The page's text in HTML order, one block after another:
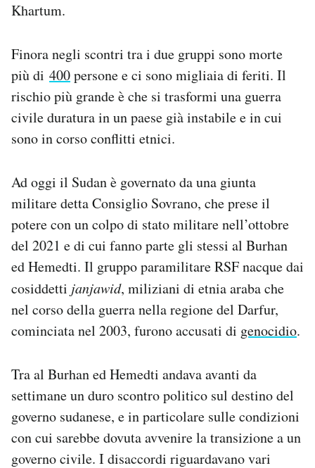
Khartum.
Finora negli scontri tra i due gruppi sono morte
più di 400persone e ci sono migliaia di feriti. Il
rischio più grande è che si trasformi una guerra
civile duratura in un paese già instabile e in cui
sono in corso conflitti etnici.
Ad oggi il Sudan è governato da una giunta
militare detta Consiglio Sovrano, che prese il
potere con un colpo di stato militare nell’ottobre
del 2021 e di cui fanno parte gli stessi al Burhan
ed Hemedti. Il gruppo paramilitare RSF nacque dai
cosiddetti janjawid, miliziani di etnia araba che
nel corso della guerra nella regione del Darfur,
cominciata nel 2003, furono accusati di genocidio.
Tra al Burhan ed Hemedti andava avanti da
settimane un duro scontro politico sul destino del
governo sudanese, e in particolare sulle condizioni
con cui sarebbe dovuta avvenire la transizione a un
governo civile. I disaccordi riguardavano vari